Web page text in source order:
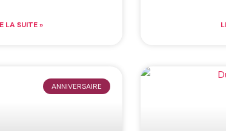
LA SUITE »
ANNIVERSAIRE